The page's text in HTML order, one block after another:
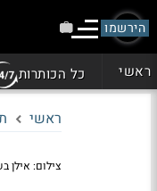
הירשמו
ראשי כל הכותרות
ראשי
צילום: אילן